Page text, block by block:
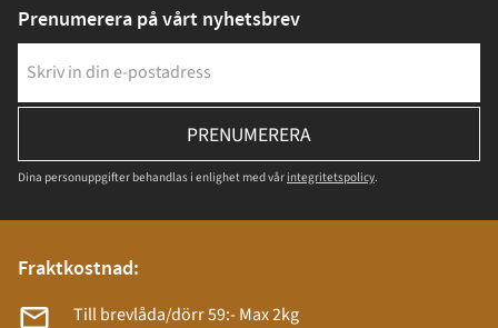
Prenumerera på vårt nyhetsbrev
PRENUMERERA
Dina personuppgifter behandlas i enlighet med vår integritetspolicy.
Fraktkostnad:
Till brevlåda/dörr 59:- Max 2kg